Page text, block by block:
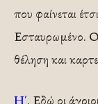
που φαίνεται
Εσταυρωμένο. Ο
θέληση και
Η΄. Εδώ οι